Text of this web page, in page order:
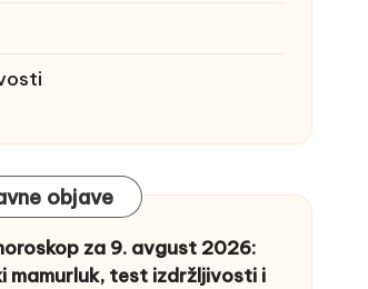
objave
za 9. avgust 2026:
mamurluk, test izdržljivosti i